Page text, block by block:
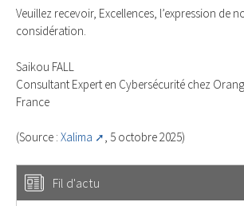
Veuillez recevoir, Excellences, l’expression de
considération.
Saikou FALL
Consultant Expert en Cybersécurité chez
France
(Source : Xalima , 5 octobre 2025)
Fil d'actu